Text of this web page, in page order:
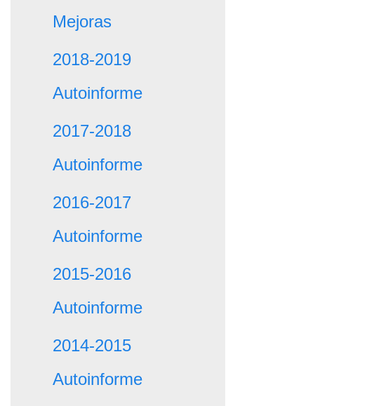
Mejoras
2018-2019
Autoinforme
2017-2018
Autoinforme
2016-2017
Autoinforme
2015-2016
Autoinforme
2014-2015
Autoinforme